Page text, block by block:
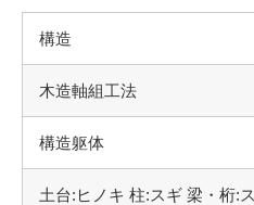
構造
木造軸組工法
構造躯体
土台:ヒノキ 柱:スギ 梁・桁: